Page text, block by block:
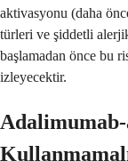
aktivasyonu (daha
türleri ve şiddetli
başlamadan önce bu
izleyecektir.